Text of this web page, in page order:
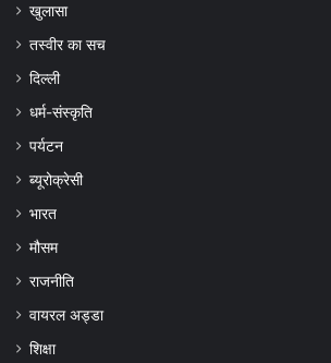
खुलासा
तस्वीर का सच
दिल्ली
धर्म-संस्कृति
पर्यटन
ब्यूरोक्रेसी
भारत
मौसम
राजनीति
वायरल अड्डा
शिक्षा